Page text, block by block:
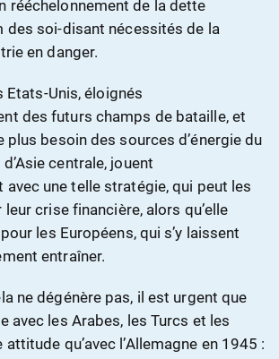
rééchelonnement de la dette
des soi-disant nécessités de la
en danger.
Etats-Unis, éloignés
des futurs champs de bataille, et
plus besoin des sources d’énergie du
centrale, jouent
avec une telle stratégie, qui peut les
crise financière, alors qu’elle
les Européens, qui s’y laissent
entraîner.
ne dégénère pas, il est urgent que
avec les Arabes, les Turcs et les
attitude qu’avec l’Allemagne en 1945 :